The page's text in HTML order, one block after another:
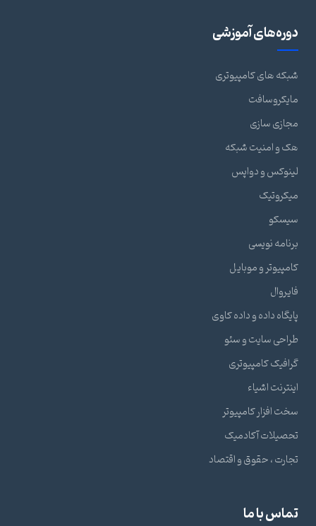
دوره‌های آموزشی
شبکه های کامپیوتری
مایکروسافت
مجازی سازی
هک و امنیت شبکه
لینوکس و دواپس
میکروتیک
سیسکو
برنامه نویسی
کامپیوتر و موبایل
فایروال
پایگاه داده و داده کاوی
طراحی سایت و سئو
گرافیک کامپیوتری
اینترنت اشیاء
سخت افزار کامپیوتر
تحصیلات آکادمیک
تجارت ، حقوق و اقتصاد
تماس با ما